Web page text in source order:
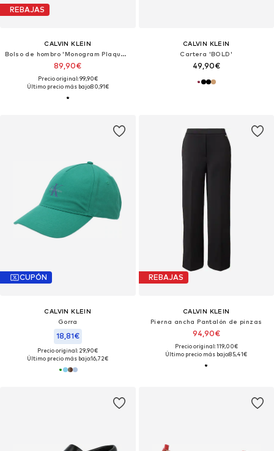
REBAJAS
CALVIN KLEIN
Bolso de hombro 'Monogram Plaque Flap Camera'
89,90€
Precio original: 99,90€
Último precio más bajo:80,91€
CALVIN KLEIN
Cartera 'BOLD'
49,90€
CUPÓN
CALVIN KLEIN
Gorra
18,81€
Precio original: 29,90€
Último precio más bajo:16,72€
REBAJAS
CALVIN KLEIN
Pierna ancha Pantalón de pinzas
94,90€
Precio original: 119,00€
Último precio más bajo:85,41€